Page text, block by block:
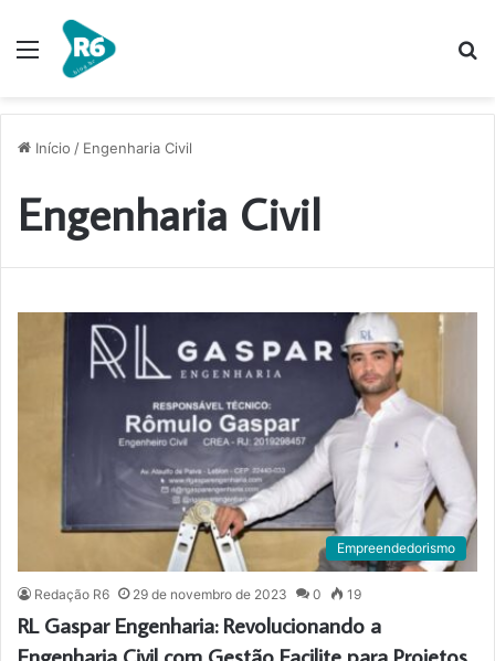
Menu
Início / Engenharia Civil
Engenharia Civil
Empreendedorismo
Redação R6 29 de novembro de 2023 0 19
RL Gaspar Engenharia: Revolucionando a
Engenharia Civil com Gestão Facilite para Projetos